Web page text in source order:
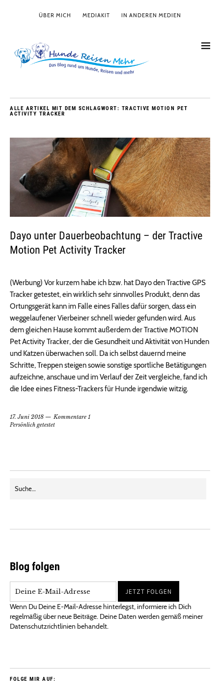
ÜBER MICH MEDIAKIT IN ANDEREN MEDIEN
ALLE ARTIKEL MIT DEM SCHLAGWORT: TRACTIVE MOTION PET
ACTIVITY TRACKER
Dayo unter Dauerbeobachtung – der Tractive
Motion Pet Activity Tracker
(Werbung) Vor kurzem habe ich bzw. hat Dayo den Tractive GPS
Tracker getestet, ein wirklich sehr sinnvolles Produkt, denn das
Ortungsgerät kann im Falle eines Falles dafür sorgen, dass ein
weggelaufener Vierbeiner schnell wieder gefunden wird. Aus
dem gleichen Hause kommt außerdem der Tractive MOTION
Pet Activity Tracker, der die Gesundheit und Aktivität von Hunden
und Katzen überwachen soll. Da ich selbst dauernd meine
Schritte, Treppen steigen sowie sonstige sportliche Betätigungen
aufzeichne, anschaue und im Verlauf der Zeit vergleiche, fand ich
die Idee eines Fitness-Trackers für Hunde irgendwie witzig.
17. Juni 2018
Kommentare 1
Persönlich getestet
Blog folgen
Wenn Du Deine E-Mail-Adresse hinterlegst, informiere ich Dich
regelmäßig über neue Beiträge. Deine Daten werden gemäß meiner
Datenschutzrichtlinien behandelt.
FOLGE MIR AUF: